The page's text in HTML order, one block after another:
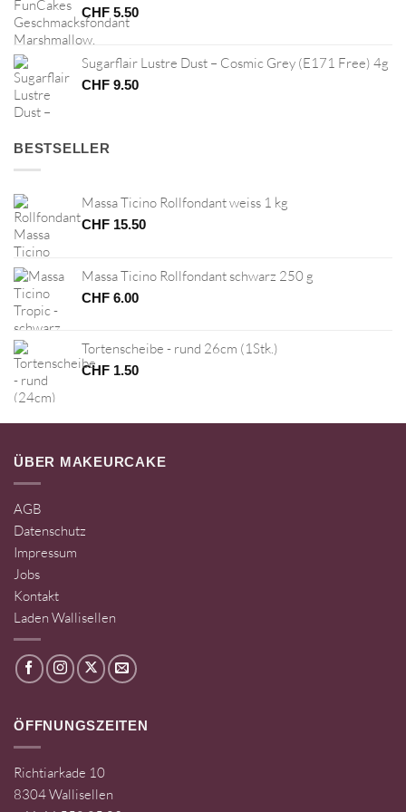
CHF 5.50
Sugarflair Lustre Dust – Cosmic Grey (E171 Free) 4g
CHF 9.50
BESTSELLER
Massa Ticino Rollfondant weiss 1 kg
CHF 15.50
Massa Ticino Rollfondant schwarz 250 g
CHF 6.00
Tortenscheibe - rund 26cm (1Stk.)
CHF 1.50
ÜBER MAKEURCAKE
AGB
Datenschutz
Impressum
Jobs
Kontakt
Laden Wallisellen
ÖFFNUNGSZEITEN
Richtiarkade 10
8304 Wallisellen